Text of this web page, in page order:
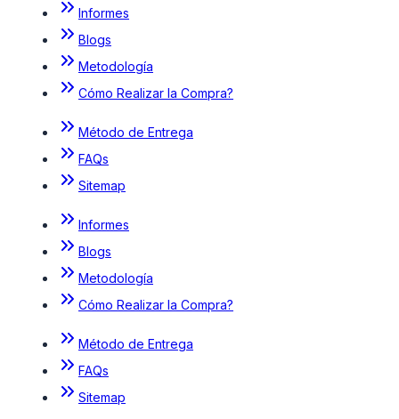
Informes
Blogs
Metodología
Cómo Realizar la Compra?
Método de Entrega
FAQs
Sitemap
Informes
Blogs
Metodología
Cómo Realizar la Compra?
Método de Entrega
FAQs
Sitemap